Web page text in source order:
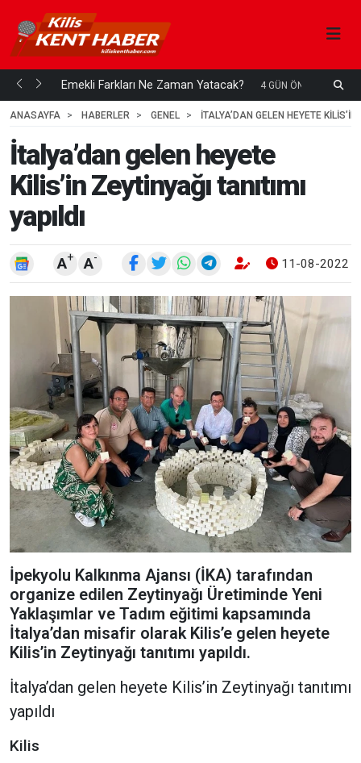
mi... Emekli Farkları Ne Zaman Yatacak? 4 GÜN ÖNCE
ANASAYFA
HABERLER GENEL İTALYA’DAN GELEN HEYETE
İtalya’dan gelen heyete
Kilis’in Zeytinyağı tanıtımı
yapıldı
A+ A- 11-08-2022
İpekyolu Kalkınma Ajansı (İKA) tarafından
organize edilen Zeytinyağı Üretiminde Yeni
Yaklaşımlar ve Tadım eğitimi kapsamında
İtalya’dan misafir olarak Kilis’e gelen heyete
Kilis’in Zeytinyağı tanıtımı yapıldı.
İtalya’dan gelen heyete Kilis’in Zeytinyağı tanıtımı
yapıldı
Kilis